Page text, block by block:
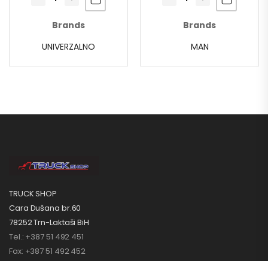
Brands
UNIVERZALNO
Brands
MAN
TRUCK SHOP
Cara Dušana br.60
78252 Trn-Laktaši BiH
Tel.: +387 51 492 451
Fax: +387 51 492 452